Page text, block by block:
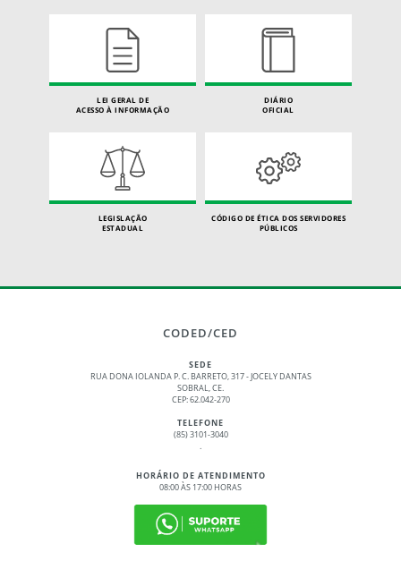
LEI GERAL DE
ACESSO À INFORMAÇÃO
DIÁRIO
OFICIAL
LEGISLAÇÃO
ESTADUAL
CÓDIGO DE ÉTICA DOS SERVIDORES
PÚBLICOS
CODED/CED
SEDE
RUA DONA IOLANDA P. C. BARRETO, 317 - JOCELY DANTAS
SOBRAL, CE.
CEP: 62.042-270
TELEFONE
(85) 3101-3040
.
HORÁRIO DE ATENDIMENTO
08:00 ÀS 17:00 HORAS